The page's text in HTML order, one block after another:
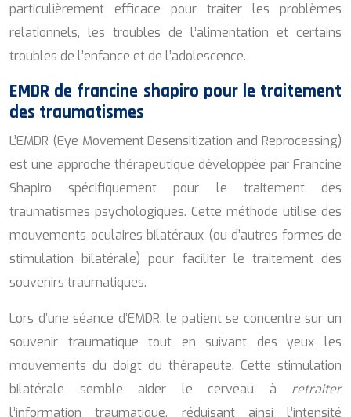
particulièrement efficace pour traiter les problèmes
relationnels, les troubles de l’alimentation et certains
troubles de l’enfance et de l’adolescence.
EMDR de francine shapiro pour le traitement
des traumatismes
L’EMDR (Eye Movement Desensitization and Reprocessing)
est une approche thérapeutique développée par Francine
Shapiro spécifiquement pour le traitement des
traumatismes psychologiques. Cette méthode utilise des
mouvements oculaires bilatéraux (ou d’autres formes de
stimulation bilatérale) pour faciliter le traitement des
souvenirs traumatiques.
Lors d’une séance d’EMDR, le patient se concentre sur un
souvenir traumatique tout en suivant des yeux les
mouvements du doigt du thérapeute. Cette stimulation
bilatérale semble aider le cerveau à retraiter
l’information traumatique, réduisant ainsi l’intensité